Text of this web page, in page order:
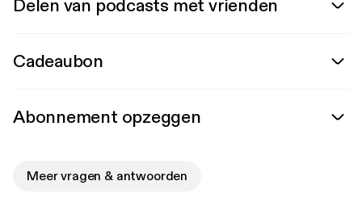
Delen van podcasts met vrienden
Cadeaubon
Abonnement opzeggen
Meer vragen & antwoorden